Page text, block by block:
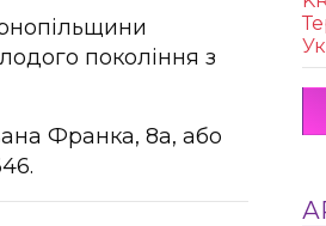
покоління з
Франка, 8а, або